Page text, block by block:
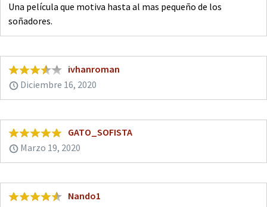
Una película que motiva hasta al mas pequeño de los
soñadores.
ivhanroman
Diciembre 16, 2020
GATO_SOFISTA
Marzo 19, 2020
Nando1